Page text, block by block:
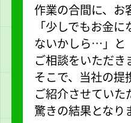
作業の合間に、お
「少しでもお金
ないかしら…」と
ご相談をいただき
そこで、当社の提
ご紹介させていた
驚きの結果となり